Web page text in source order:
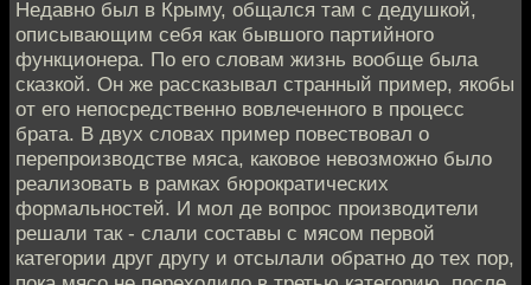
Недавно был в Крыму, общался там с дедушкой,
описывающим себя как бывшого партийного
функционера. По его словам жизнь вообще была
сказкой. Он же рассказывал странный пример, якобы
от его непосредственно вовлеченного в процесс
брата. В двух словах пример повествовал о
перепроизводстве мяса, каковое невозможно было
реализовать в рамках бюрократических
формальностей. И мол де вопрос производители
решали так - слали составы с мясом первой
категории друг другу и отсылали обратно до тех пор,